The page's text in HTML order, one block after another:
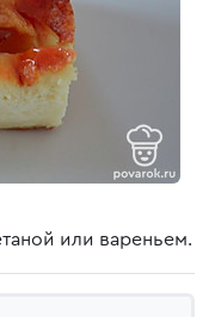
или вареньем.